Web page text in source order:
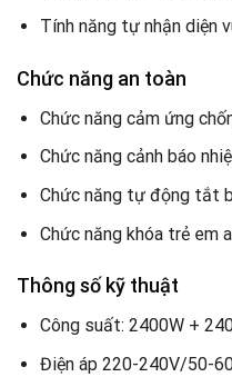
Tính năng tự nhận diện
Chức năng an toàn
Chức năng cảm ứng
Chức năng cảnh báo
Chức năng tự động tắt
Chức năng khóa trẻ em
Thông số kỹ thuật
Công suất: 2400W +
Điện áp 220-240V/50-